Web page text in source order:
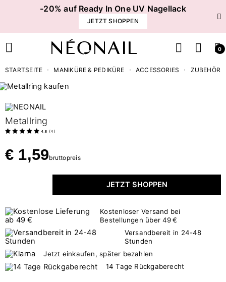
-20% auf Ready In One UV Nagellack
JETZT SHOPPEN
0
STARTSEITE MANIKÜRE & PEDIKÜRE ACCESSORIES ZUBEHÖR
Metallring
4.8 (4 )
€ 1,59bruttopreis
JETZT SHOPPEN
Kostenloser Versand bei
Bestellungen über 49 €
Versandbereit in 24-48
Stunden
Jetzt einkaufen, später bezahlen
14 Tage Rückgaberecht